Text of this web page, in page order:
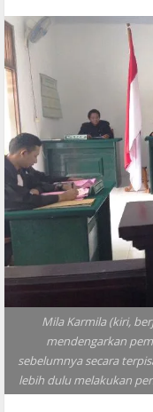
Mila Karmila (kiri,
mendengarkan
sebelumnya secara
lebih dulu melakukan